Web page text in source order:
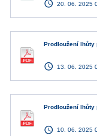
access_time 20. 06. 2025
Prodloužení lhůty
access_time 13. 06. 2025
Prodloužení lhůty
access_time 10. 06. 2025